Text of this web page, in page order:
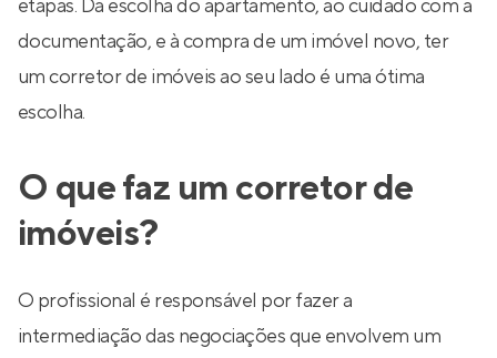
etapas. Da escolha do apartamento, ao cuidado com a
documentação, e à compra de um imóvel novo, ter
um corretor de imóveis ao seu lado é uma ótima
escolha.
O que faz um corretor de
imóveis?
O profissional é responsável por fazer a
intermediação das negociações que envolvem um